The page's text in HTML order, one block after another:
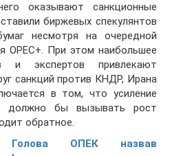
оказывают санкционные
биржевых спекулянтов
несмотря на очередной
ОРЕС+. При этом наибольшее
и экспертов привлекают
санкций против КНДР, Ирана
в том, что усиление
должно бы вызывать рост
обратное.
Голова ОПЕК назвав